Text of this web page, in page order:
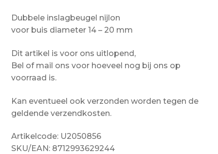
Dubbele inslagbeugel nijlon
voor buis diameter 14 – 20 mm
Dit artikel is voor ons uitlopend,
Bel of mail ons voor hoeveel nog bij ons op
voorraad is.
Kan eventueel ook verzonden worden tegen de
geldende verzendkosten.
Artikelcode: U2050856
SKU/EAN: 8712993629244